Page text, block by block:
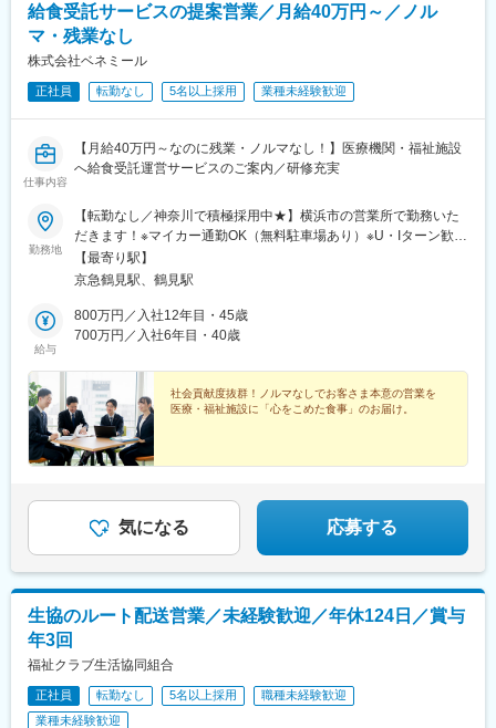
給食受託サービスの提案営業／月給40万円～／ノル
マ・残業なし
株式会社ベネミール
正社員 転勤なし 5名以上採用 業種未経験歓迎
仕事内容
【月給40万円～なのに残業・ノルマなし！】医療機関・福祉施設
へ給食受託運営サービスのご案内／研修充実
勤務地
【転勤なし／神奈川で積極採用中★】横浜市の営業所で勤務いた
だきます！※マイカー通勤OK（無料駐車場あり）※U・Iターン歓迎
●神奈川営業所：神奈川県横浜市鶴見区鶴見中央4-32-21 マエダ
中央ビル 7F受動喫煙対策／屋内全面禁煙
【最寄り駅】
京急鶴見駅、鶴見駅
給与
800万円／入社12年目・45歳
700万円／入社6年目・40歳
社会貢献度抜群！ノルマなしでお客さま本意の営業を
医療・福祉施設に「心をこめた食事」のお届け。
気になる 応募する
生協のルート配送営業／未経験歓迎／年休124日／賞与
年3回
福祉クラブ生活協同組合
正社員 転勤なし 5名以上採用
職種未経験歓迎
業種未経験歓迎